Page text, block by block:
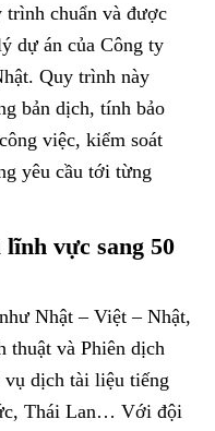
trình chuẩn và được
dự án của Công ty
Quy trình này
bản dịch, tính bảo
việc, kiểm soát
yêu cầu tới từng
vực sang 50
Nhật – Việt – Nhật,
thuật và Phiên dịch
vụ dịch tài liệu tiếng
Thái Lan… Với đội